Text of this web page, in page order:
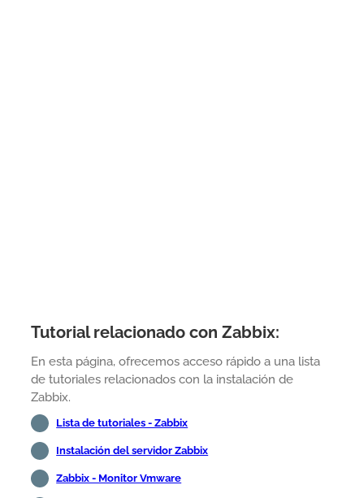
Tutorial relacionado con Zabbix:
En esta página, ofrecemos acceso rápido a una lista
de tutoriales relacionados con la instalación de
Zabbix.
Lista de tutoriales - Zabbix
Instalación del servidor Zabbix
Zabbix - Monitor Vmware